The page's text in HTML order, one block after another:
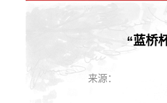
“蓝桥
来源：